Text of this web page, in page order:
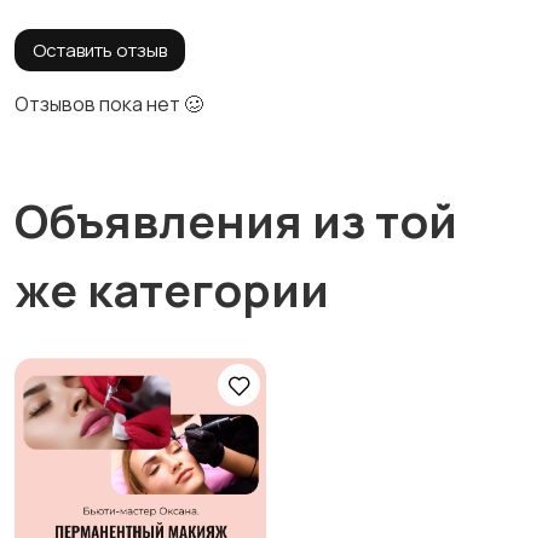
Оставить отзыв
Отзывов пока нет 🥴
Объявления из той
же категории